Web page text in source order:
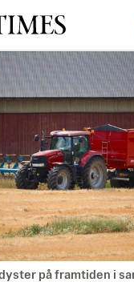
Times
på framtiden i